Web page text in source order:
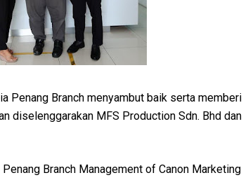
Penang Branch menyambut baik serta memberi
diselenggarakan MFS Production Sdn. Bhd dan
Branch Management of Canon Marketing